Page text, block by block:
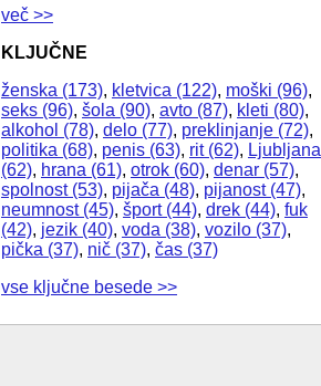
več >>
KLJUČNE
ženska (173), kletvica (122), moški (96),
seks (96), šola (90), avto (87), kleti (80),
alkohol (78), delo (77), preklinjanje (72),
politika (68), penis (63), rit (62), Ljubljana
(62), hrana (61), otrok (60), denar (57),
spolnost (53), pijača (48), pijanost (47),
neumnost (45), šport (44), drek (44), fuk
(42), jezik (40), voda (38), vozilo (37),
pička (37), nič (37), čas (37)
vse ključne besede >>